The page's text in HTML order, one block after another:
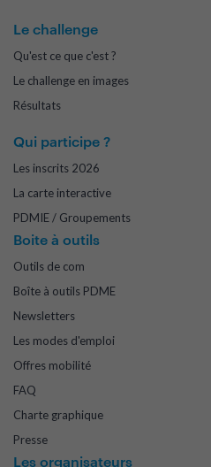
Le challenge
Qu'est ce que c'est ?
Le challenge en images
Résultats
Qui participe ?
Les inscrits 2026
La carte interactive
PDMIE / Groupements
Boite à outils
Outils de com
Boîte à outils PDME
Newsletters
Les modes d'emploi
Offres mobilité
FAQ
Charte graphique
Presse
Les organisateurs